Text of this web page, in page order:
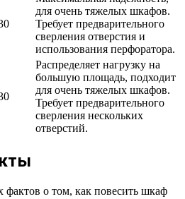
для очень тяжелых шкафов.
Требует предварительного
сверления отверстия и
использования перфоратора.
Распределяет нагрузку на
большую площадь, подходит
для очень тяжелых шкафов.
Требует предварительного
сверления нескольких
отверстий.
фактов о том, как повесить шкаф